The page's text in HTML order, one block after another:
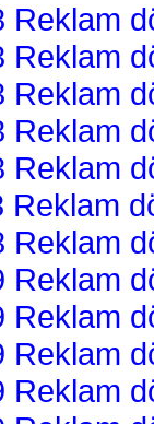
Reklam
Reklam
Reklam
Reklam
Reklam
Reklam
Reklam
Reklam
Reklam
Reklam
Reklam